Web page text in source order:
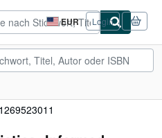
EUR
Seite
der
Einkaufseinstellungen.
Login